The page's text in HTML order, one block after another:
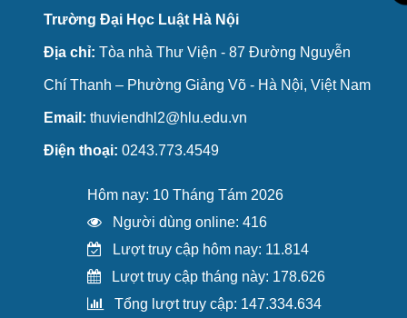
Trường Đại Học Luật Hà Nội
Địa chỉ: Tòa nhà Thư Viện - 87 Đường Nguyễn
Chí Thanh – Phường Giảng Võ - Hà Nội, Việt Nam
Email: thuviendhl2@hlu.edu.vn
Điện thoại: 0243.773.4549
Hôm nay: 10 Tháng Tám 2026
Người dùng online: 416
Lượt truy cập hôm nay: 11.814
Lượt truy cập tháng này: 178.626
Tổng lượt truy cập: 147.334.634